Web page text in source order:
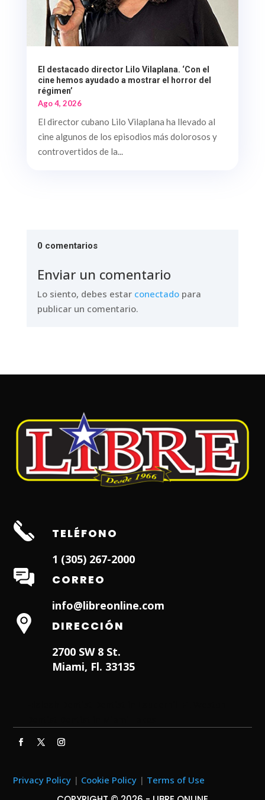
El destacado director Lilo Vilaplana. ‘Con el
cine hemos ayudado a mostrar el horror del
régimen’
Ago 4, 2026
El director cubano Lilo Vilaplana ha llevado al
cine algunos de los episodios más dolorosos y
controvertidos de la...
0 comentarios
Enviar un comentario
Lo siento, debes estar conectadopara
publicar un comentario.
TELÉFONO
1 (305) 267-2000
CORREO
info@libreonline.com
DIRECCIÓN
2700 SW 8 St.
Miami, Fl. 33135
Privacy Policy | Cookie Policy | Terms of Use